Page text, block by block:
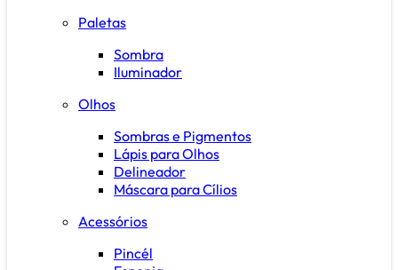
Paletas
Sombra
Iluminador
Olhos
Sombras e Pigmentos
Lápis para Olhos
Delineador
Máscara para Cílios
Acessórios
Pincél